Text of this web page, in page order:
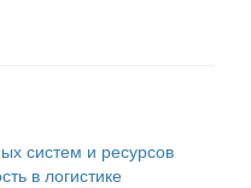
систем и ресурсов
в логистике